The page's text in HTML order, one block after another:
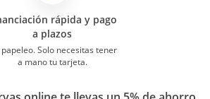
rápida y pago
a plazos
papeleo. Solo necesitas tener
a mano tu tarjeta.